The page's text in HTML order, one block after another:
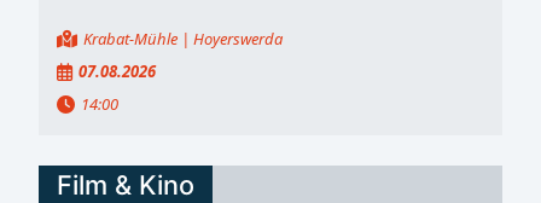
Krabat-Mühle | Hoyerswerda
07.08.2026
14:00
Film & Kino